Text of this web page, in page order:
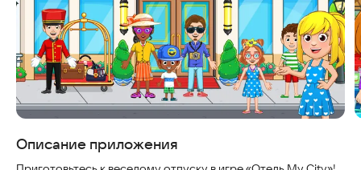
Описание приложения